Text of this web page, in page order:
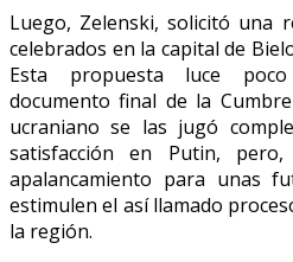
Luego, Zelenski, solicitó una
celebrados en la capital de
Esta propuesta luce
documento final de la
ucraniano se las jugó
satisfacción en Putin,
apalancamiento para unas
estimulen el así llamado
la región.